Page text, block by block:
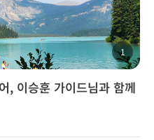
1
, 이승훈 가이드님과 함께